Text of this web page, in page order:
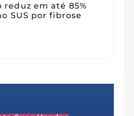
reduz em até 85%
SUS por fibrose